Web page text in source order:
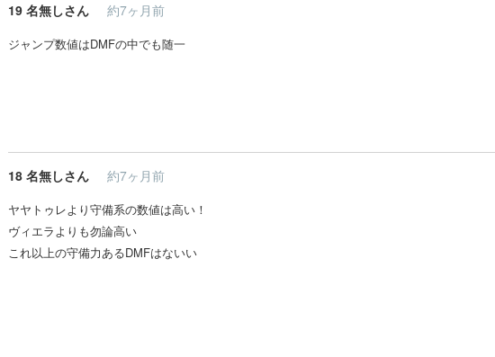
19 名無しさん 約7ヶ月前
ジャンプ数値はDMFの中でも随一
18 名無しさん 約7ヶ月前
ヤヤトゥレより守備系の数値は高い！
ヴィエラよりも勿論高い
これ以上の守備力あるDMFはないい